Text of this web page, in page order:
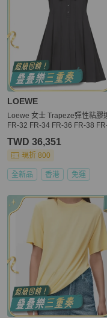
LOEWE
Loewe 女士 Trapeze彈性粘膠
FR-32 FR-34 FR-36 FR-38
TWD 36,351
現折 800
全新品 香港 免運